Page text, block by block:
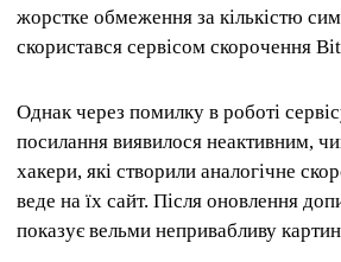
жорстке обмеження за кількістю
скористався сервісом скорочення
Однак через помилку в роботі
посилання виявилося неактивним,
хакери, які створили аналогічне
веде на їх сайт. Після оновлення
показує вельми непривабливу